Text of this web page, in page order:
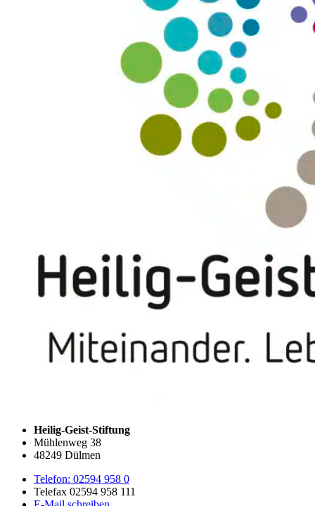
Heilig-Geist-Stiftung
Mühlenweg 38
48249 Dülmen
Telefon: 02594 958 0
Telefax 02594 958 111